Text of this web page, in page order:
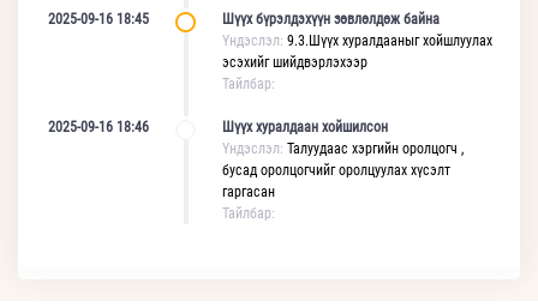
2025-09-16 18:45
Шүүх бүрэлдэхүүн зөвлөлдөж байна
Үндэслэл: 9.3.Шүүх хуралдааныг хойшлуулах
эсэхийг шийдвэрлэхээр
Тайлбар:
2025-09-16 18:46
Шүүх хуралдаан хойшилсон
Үндэслэл: Талуудаас хэргийн оролцогч ,
бусад оролцогчийг оролцуулах хүсэлт
гаргасан
Тайлбар: